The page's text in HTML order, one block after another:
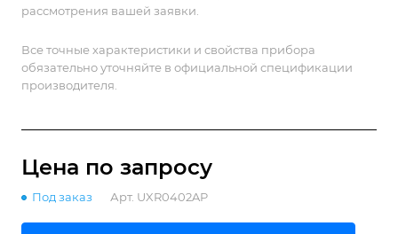
рассмотрения вашей заявки.
Все точные характеристики и свойства прибора
обязательно уточняйте в официальной спецификации
производителя.
Цена по запросу
Под заказ Арт. UXR0402AP